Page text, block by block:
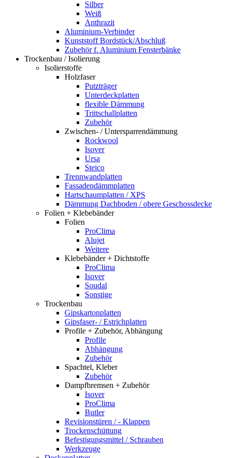
Silber
Weiß
Anthrazit
Aluminium-Verbinder
Kunststoff Bordstück/Abschluß
Zubehör f. Aluminium Fensterbänke
Trockenbau / Isolierung
Isolierstoffe
Holzfaser
Putzträger
Unterdeckplatten
flexible Dämmung
Trittschallplatten
Zubehör
Zwischen- / Untersparrendämmung
Rockwool
Isover
Ursa
Steico
Trennwandplatten
Fassadendämmplatten
Hartschaumplatten / XPS
Dämmung Dachboden / obere Geschossdecke
Folien + Klebebänder
Folien
ProClima
Alujet
Weitere
Klebebänder + Dichtstoffe
ProClima
Isover
Soudal
Sonstige
Trockenbau
Gipskartonplatten
Gipsfaser- / Estrichplatten
Profile + Zubehör, Abhängung
Profile
Abhängung
Zubehör
Spachtel, Kleber
Zubehör
Dampfbremsen + Zubehör
Isover
ProClima
Butler
Revisionstüren / - Klappen
Trockenschüttung
Befestigungsmittel / Schrauben
Werkzeuge